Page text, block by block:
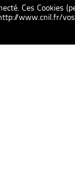
Ces
http://